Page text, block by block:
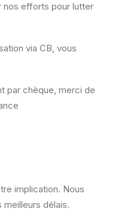
efforts pour lutter
via CB, vous
par chèque, merci de
implication. Nous
délais.